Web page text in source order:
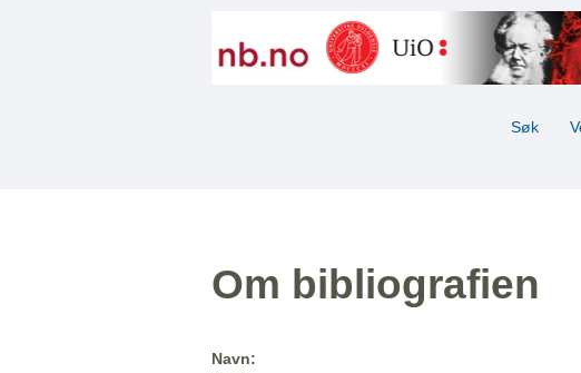
Søk
Om bibliografien
Navn: